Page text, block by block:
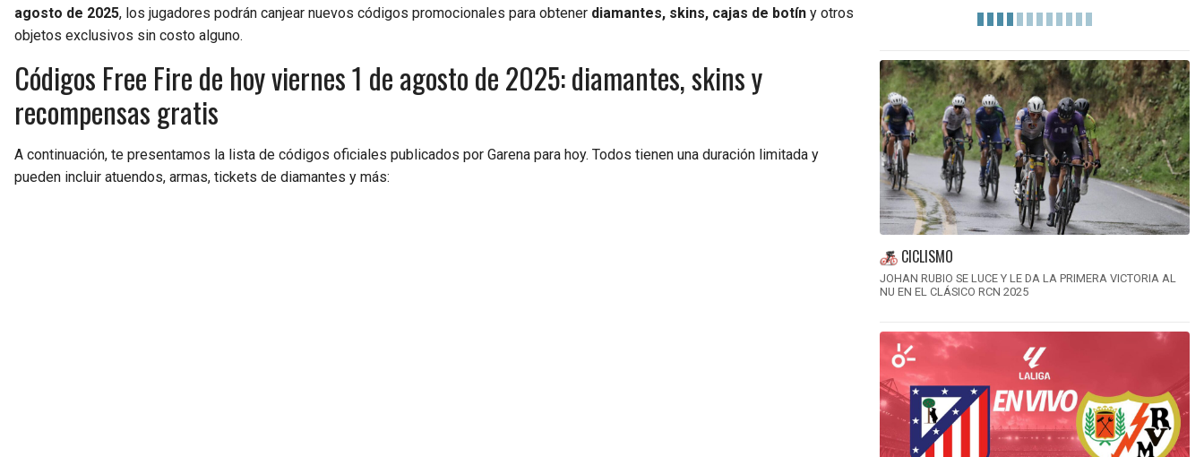
agosto de 2025, los jugadores podrán canjear nuevos códigos promocionales para obtener diamantes, skins, cajas de botín y otros
objetos exclusivos sin costo alguno.
Códigos Free Fire de hoy viernes 1 de agosto de 2025: diamantes, skins y
recompensas gratis
A continuación, te presentamos la lista de códigos oficiales publicados por Garena para hoy. Todos tienen una duración limitada y
pueden incluir atuendos, armas, tickets de diamantes y más:
CICLISMO
JOHAN RUBIO SE LUCE Y LE DA LA PRIMERA VICTORIA AL
NU EN EL CLÁSICO RCN 2025